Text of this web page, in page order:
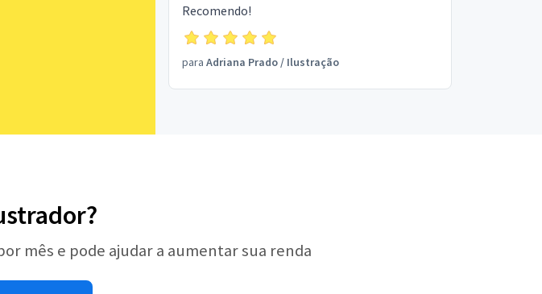
Recomendo!
para Adriana Prado/ Ilustração
mês e pode ajudar a aumentar sua renda